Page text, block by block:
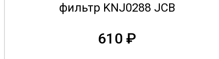
фильтр KNJ0288 JCB
610 ₽